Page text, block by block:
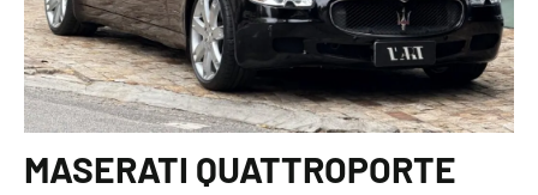
MASERATI QUATTROPORTE